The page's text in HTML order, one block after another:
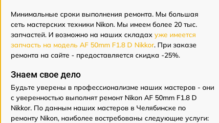
Минимальные сроки выполнения ремонта. Мы большая
сеть мастерских техники Nikon. Мы имеем более 20 тыс.
запчастей. И возможно на наших складах уже имеется
запчасть на модель AF 50mm F1.8 D Nikkor. При заказе
ремонта на сайте - предоставляется скидка -25%.
Знаем свое дело
Будьте уверены в профессионализме наших мастеров - они
с уверенностью выполнят ремонт Nikon AF 50mm F1.8 D
Nikkor. По данным наших мастеров в Челябинске по
ремонту Nikon, наиболее востребованы следующие услуги: